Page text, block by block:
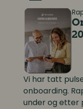
Vi har tatt
onboarding.
under og etter